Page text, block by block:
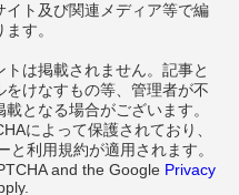
ト及び関連メディア等で編
す。
は掲載されません。記事と
けなすもの等、管理者が不
となる場合がございます。
によって保護されており、
利用規約が適用されます。
and the Google Privacy